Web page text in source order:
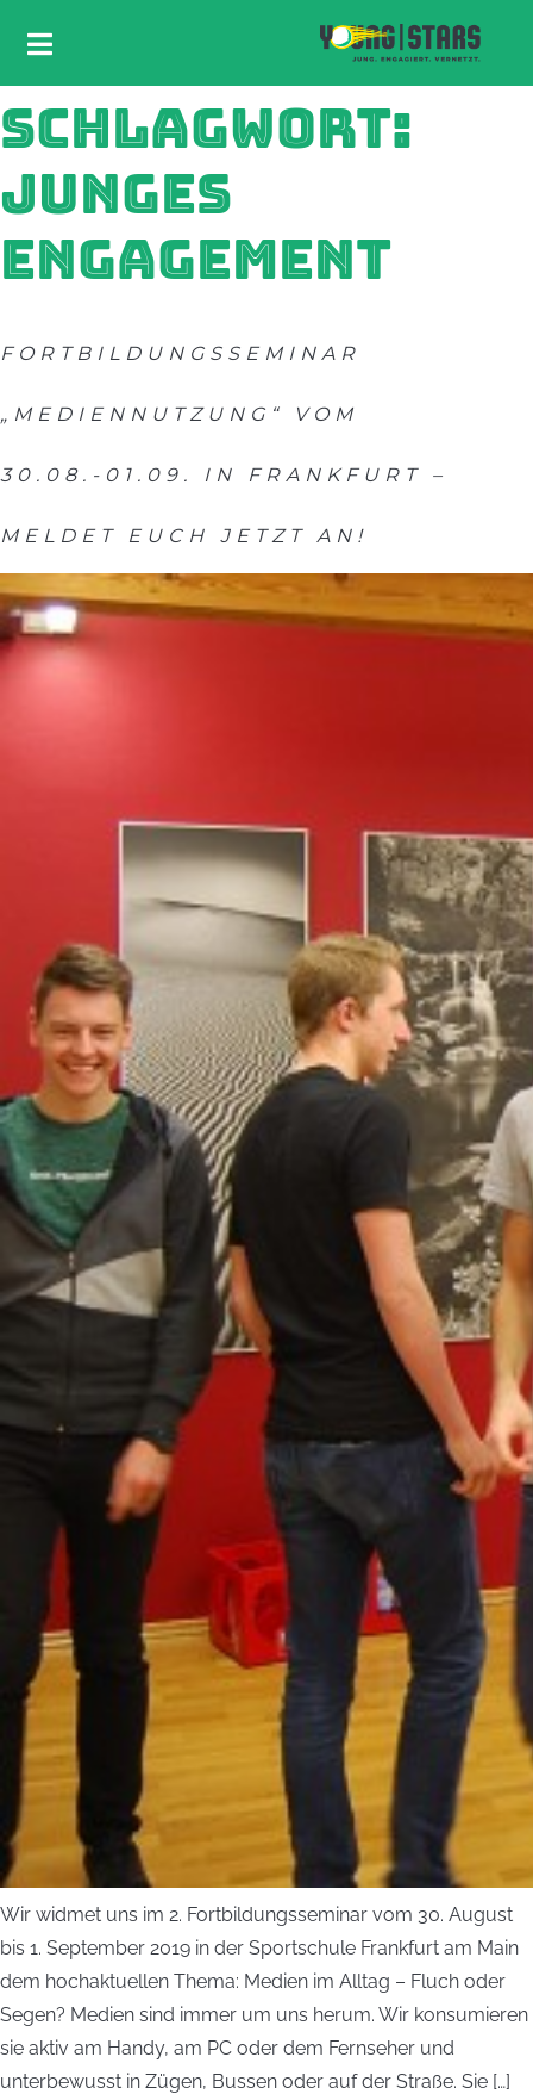
SCHLAGWORT:
JUNGES
ENGAGEMENT
FORTBILDUNGSSEMINAR
„MEDIENNUTZUNG“ VOM
30.08.-01.09. IN FRANKFURT –
MELDET EUCH JETZT AN!
Wir widmet uns im 2. Fort­bildungsseminar vom 30. August
bis 1. September 2019 in der Sportschule Frankfurt am Main
dem hochaktuellen Thema: Medien im Alltag – Fluch oder
Segen? Medien sind immer um uns herum. Wir konsumieren
sie aktiv am Handy, am PC oder dem Fernseher und
unterbewusst in Zügen, Bussen oder auf der Straße. Sie […]